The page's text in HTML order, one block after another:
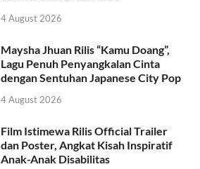
4 August 2026
Maysha Jhuan Rilis “Kamu Doang”,
Lagu Penuh Penyangkalan Cinta
dengan Sentuhan Japanese City Pop
4 August 2026
Film Istimewa Rilis Official Trailer
dan Poster, Angkat Kisah Inspiratif
Anak-Anak Disabilitas